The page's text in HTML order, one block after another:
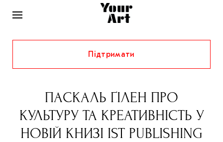
НОВИНИ
ІНТЕРВ’Ю
ХУДОЖНИКИ
КУРАТОРИ
РІДНИЙ КРАЙ
ФЕСТИВАЛІ
СТАТТІ
Підтримати
ПАСКАЛЬ ҐІЛЕН ПРО
КУЛЬТУРУ ТА КРЕАТИВНІСТЬ У
НОВІЙ КНИЗІ IST PUBLISHING